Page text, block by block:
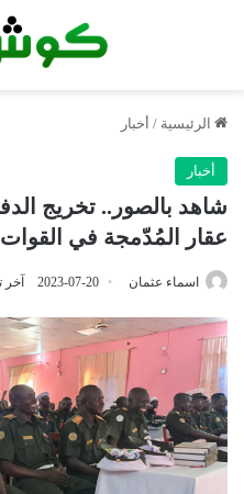
الرئيسية / أخبار
أخبار
شاهد بالصور.. تخريج
عقار المُدّمجة في
اسماء عثمان 2023-07-20 آخر